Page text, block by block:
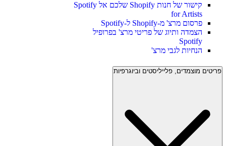
קישור של חנות Shopify שלכם אל Spotify
for Artists
פרסום מרצ' מ-Shopify ל-Spotify
הצמדה ותיוג של פריטי מרצ' בפרופיל
Spotify
הנחיות לגבי מרצ'
פריטים מוצמדים, פלייליסטים וביוגרפיות